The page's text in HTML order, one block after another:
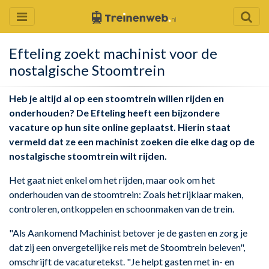
Efteling zoekt machinist voor de
nostalgische Stoomtrein
Heb je altijd al op een stoomtrein willen rijden en
onderhouden? De Efteling heeft een bijzondere
vacature op hun site online geplaatst. Hierin staat
vermeld dat ze een machinist zoeken die elke dag op de
nostalgische stoomtrein wilt rijden.
Het gaat niet enkel om het rijden, maar ook om het
onderhouden van de stoomtrein: Zoals het rijklaar maken,
controleren, ontkoppelen en schoonmaken van de trein.
"Als Aankomend Machinist betover je de gasten en zorg je
dat zij een onvergetelijke reis met de Stoomtrein beleven",
omschrijft de vacaturetekst. "Je helpt gasten met in- en